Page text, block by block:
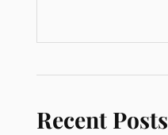
Recent Posts